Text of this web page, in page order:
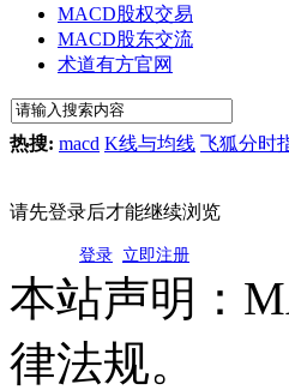
MACD股权交易
MACD股东交流
术道有方官网
热搜: macd K线与均线 飞狐分时
请先登录后才能继续浏览
登录 立即注册
本站声明：
律法规。